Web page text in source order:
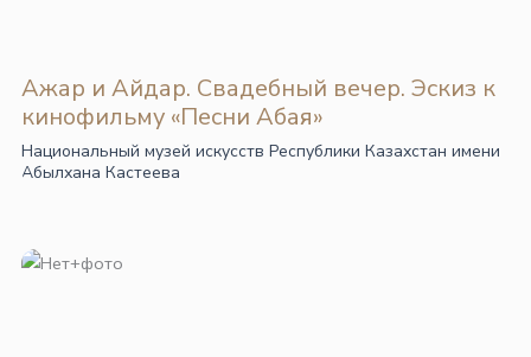
Ажар и Айдар. Свадебный вечер. Эскиз к
кинофильму «Песни Абая»
Национальный музей искусств Республики Казахстан имени
Абылхана Кастеева